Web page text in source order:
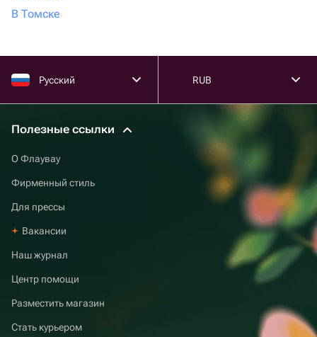
В Томске
Русский RUB
Полезные ссылки
О Флаувау
Фирменный стиль
Для прессы
Вакансии
Наш журнал
Центр помощи
Разместить магазин
Стать курьером